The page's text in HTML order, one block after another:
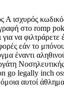
Α ισχυρός
στο romp
να φιλτράρετε
εάν το
έναντι
go legally inch
αυτοί